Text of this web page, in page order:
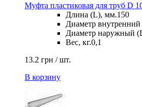
Муфта пластиковая для труб D
Длина (L), мм.150
Диаметр
Диаметр наружный
Вес, кг.0,1
13.2 грн / шт.
В корзину